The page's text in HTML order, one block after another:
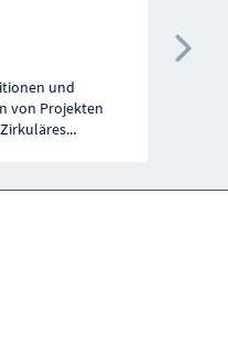
und
von Projekten
...